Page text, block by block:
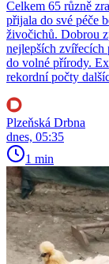
Celkem 65 různě
přijala do své péče
živočichů. Dobrou
nejlepších zvířecích
do volné přírody.
rekordní počty
Plzeňská Drbna
dnes, 05:35
1 min